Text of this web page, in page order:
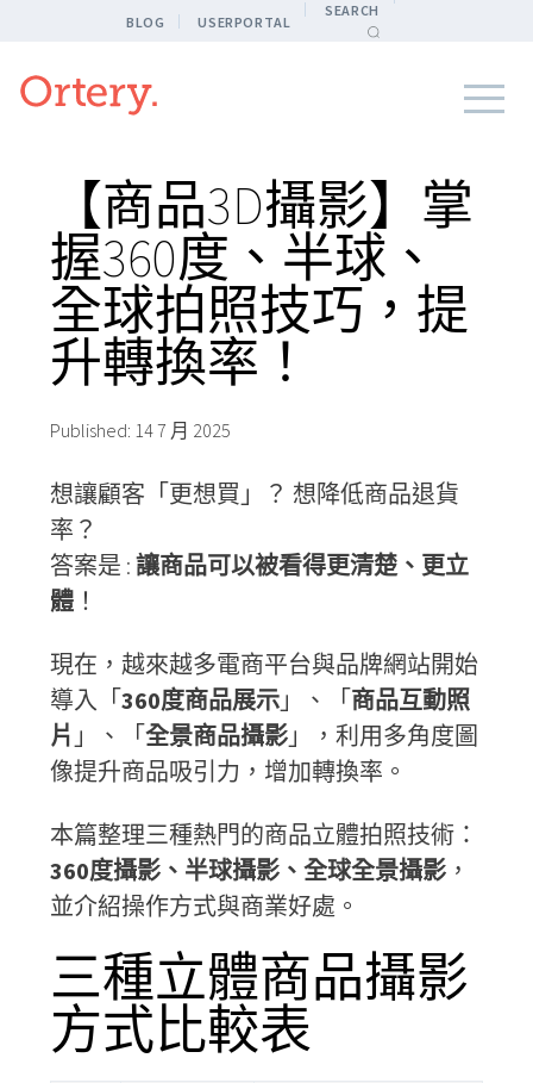
BLOG USERPORTAL
SEARCH
【商品3D攝影】掌
握360度、半球、
全球拍照技巧，提
升轉換率！
Published: 14 7 月 2025
想讓顧客「更想買」？ 想降低商品退貨
率？
答案是 : 讓商品可以被看得更清楚、更立
體 ！
現在，越來越多電商平台與品牌網站開始
導入「360度商品展示 」、「商品互動照
片 」、「全景商品攝影 」，利用多角度圖
像提升商品吸引力，增加轉換率。
本篇整理三種熱門的商品立體拍照技術：
360度攝影、半球攝影、全球全景攝影 ，
並介紹操作方式與商業好處。
三種立體商品攝影
方式比較表